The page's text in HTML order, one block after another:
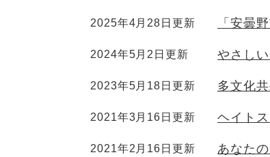
2025年4月28日更新 「安曇
2024年5月2日更新 やさし
2023年5月18日更新 多文化
2021年3月16日更新 ヘイト
2021年2月16日更新 あなた